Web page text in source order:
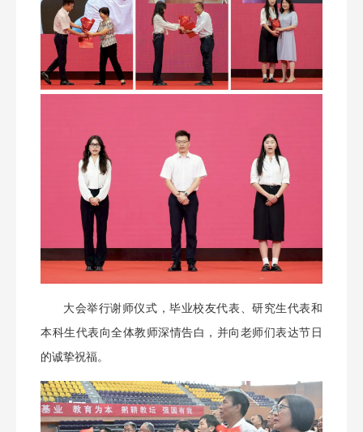
大会举行谢师仪式，毕业校友代表、研究生代表和
本科生代表向全体教师深情告白，并向老师们表达节日
的诚挚祝福。